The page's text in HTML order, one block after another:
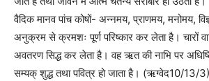
वैदिक मानव पांच कोषों- अन्नमय, प्राणमय, मनोमय,
अनुक्रम से क्रमशः पूर्ण परिष्कार कर लेता है। चारों
अवतरण सिद्ध कर लेता है। वह ऋत की नाभि पर
सम्यक् शुद्ध तथा पवित्र हो जाता है। (ऋग्वेद10/13/3)